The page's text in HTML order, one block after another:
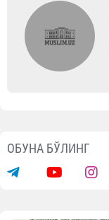
ОБУНА БЎЛИНГ